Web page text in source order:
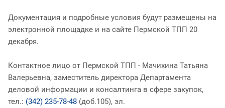
Документация и подробные условия будут размещены на
электронной площадке и на сайте Пермской ТПП 20
декабря.
Контактное лицо от Пермской ТПП - Мачихина Татьяна
Валерьевна, заместитель директора Департамента
деловой информации и консалтинга в сфере закупок,
тел.: (342) 235-78-48 (доб.105), эл.